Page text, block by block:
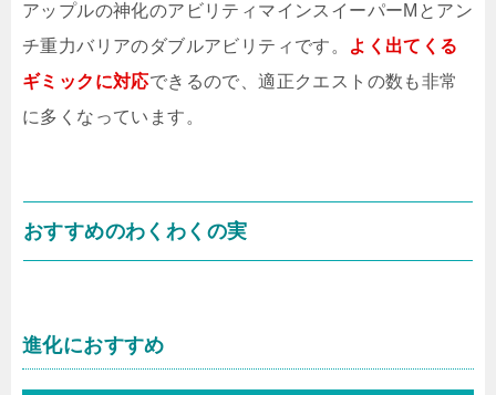
アップルの神化のアビリティマインスイーパーMとアン
チ重力バリアのダブルアビリティです。
よく出てくる
ギミックに対応できるので、適正クエストの数も非常
に多くなっています。
おすすめのわくわくの実
進化におすすめ